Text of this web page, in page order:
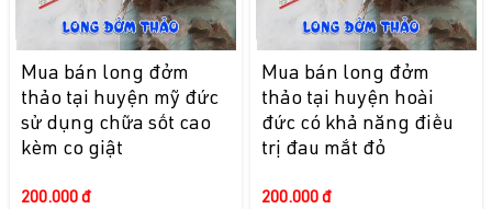
Mua bán long đởm
thảo tại huyện mỹ đức
sử dụng chữa sốt cao
kèm co giật
200.000 đ
Mua bán long đởm
thảo tại huyện hoài
đức có khả năng điều
trị đau mắt đỏ
200.000 đ